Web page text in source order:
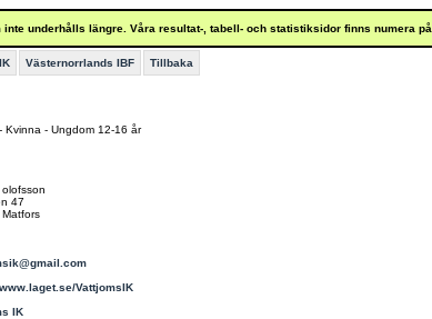
inte underhålls längre. Våra resultat-, tabell- och statistiksidor finns numera på
Västernorrlands IBF Tillbaka
Kvinna - Ungdom 12-16 år
47
VattjomsIK
IK